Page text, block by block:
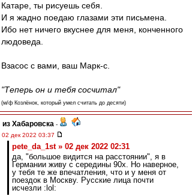
Катаре, ты рисуешь себя.
И я жадно поедаю глазами эти письмена.
Ибо нет ничего вкуснее для меня, конченного
людоведа.
Взасос с вами, ваш Марк-с.
"Теперь он и тебя сосчитал"
(м/ф Козлёнок, который умел считать до десяти)
из Хабаровска -
02 дек 2022 03:37
pete_da_1st » 02 дек 2022 02:31
да, "большое видится на расстоянии", я в
Германии живу с середины 90х. Но наверное,
у тебя те же впечатления, что и у меня от
поездок в Москву. Русские лица почти
исчезли :lol: